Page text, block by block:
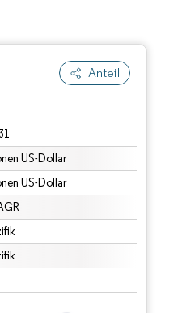
Anteil
US-Dollar
US-Dollar
Namensnennung gemäß CC BY 4.0.